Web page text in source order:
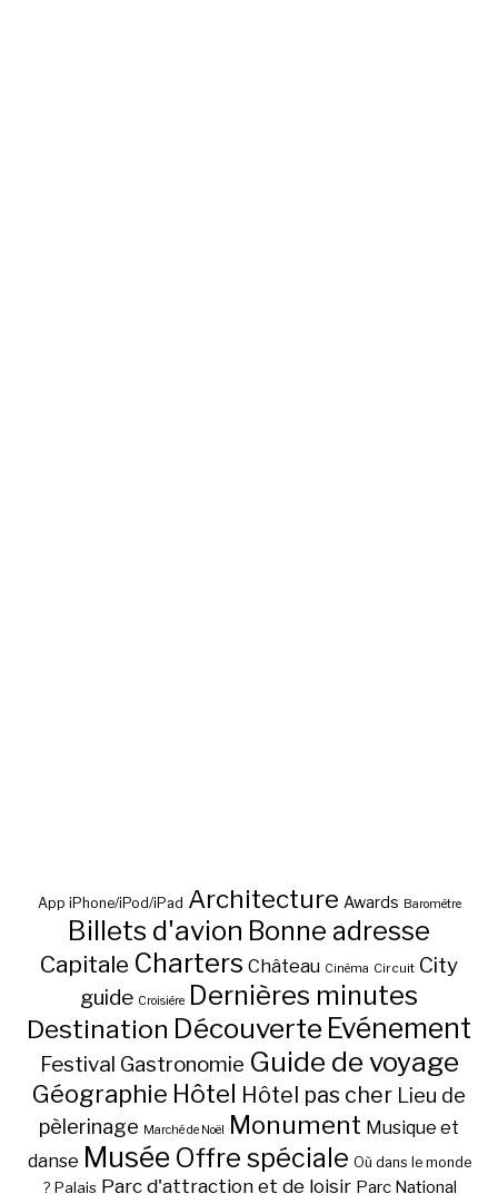
App iPhone/iPod/iPad Architecture Awards Baromètre
Billets d'avion Bonne adresse
Capitale Charters Château Cinéma Circuit City
guide Croisière Dernières minutes
Destination Découverte Evénement
Festival Gastronomie Guide de voyage
Géographie Hôtel Hôtel pas cher Lieu de
pèlerinage Marché de Noël Monument Musique et
danse Musée Offre spéciale Où dans le monde
? Palais Parc d'attraction et de loisir Parc National